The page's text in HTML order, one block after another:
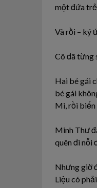
một đứa trẻ
Và rồi – ký
Cô đã từng
Hai bé gái
bé gái
Mi, rồi biến
Minh Thư
quên đi nỗi
Nhưng giờ
Liệu có